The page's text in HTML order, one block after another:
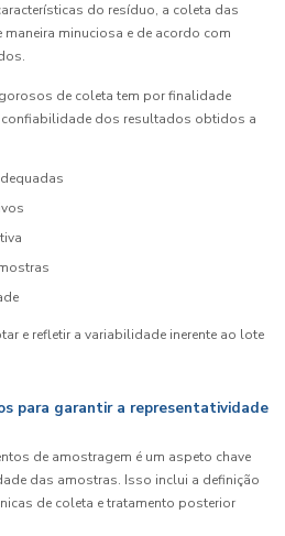
do resíduo, a coleta das
maneira minuciosa e de acordo com
de coleta tem por finalidade
dos resultados obtidos a
e refletir a variabilidade inerente ao lote
para garantir a representatividade
de amostragem é um aspeto chave
das amostras. Isso inclui a definição
de coleta e tratamento posterior